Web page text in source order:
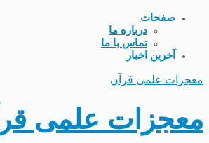
صفحات
درباره ما
تماس با ما
آخرین اخبار
معجزات علمی قرآن
معجزات علمی